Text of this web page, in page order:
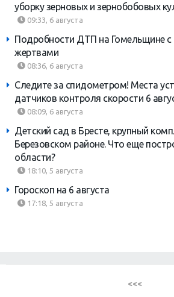
уборку зерновых и зернобобовых
09:33, 6 августа
Подробности ДТП на Гомельщине с
жертвами
08:36, 6 августа
Следите за спидометром! Места
датчиков контроля скорости 6
08:09, 6 августа
Детский сад в Бресте, крупный
Березовском районе. Что еще
области?
18:10, 5 августа
Гороскоп на 6 августа
17:18, 5 августа
<<<